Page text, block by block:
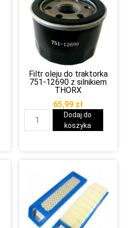
Filtr oleju do traktorka
751-12690 z silnikiem
THORX
65,99 zł
Dodaj do
koszyka